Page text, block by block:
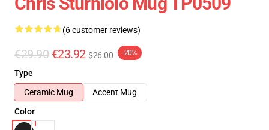
(6 customer reviews)
€29.90 €23.92 $26.00 -20%
Type
Ceramic Mug
Accent Mug
Color